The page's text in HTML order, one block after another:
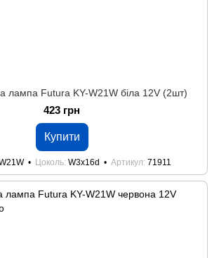
лампа Futura KY-W21W біла 12V (2шт)
423 грн
Купити
Цоколь W3x16d Артикул 71911